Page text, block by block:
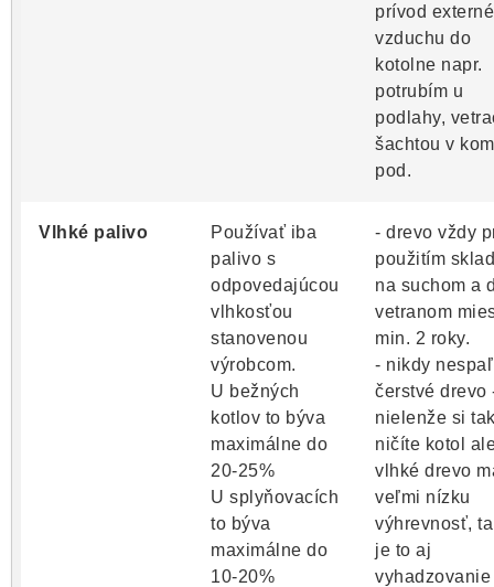
prívod
vzduchu do
kotolne napr.
potrubím u
podlahy,
šachtou v
pod.
Vlhké palivo
Používať iba
palivo s
odpovedajúcou
vlhkosťou
stanovenou
výrobcom.
U bežných
kotlov to býva
maximálne do
20-25%
U splyňovacích
to býva
maximálne do
10-20%
- drevo vždy
použitím
na suchom a
vetranom
min. 2 roky.
- nikdy
čerstvé drevo
nielenže si
ničíte kotol
vlhké drevo
veľmi nízku
výhrevnosť,
je to aj
vyhadzovanie